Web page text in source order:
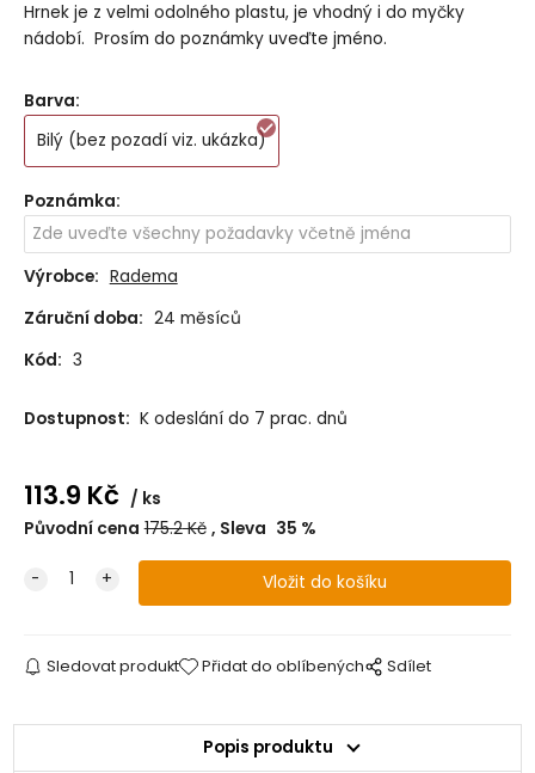
Hrnek je z velmi odolného plastu, je vhodný i do myčky
nádobí. Prosím do poznámky uveďte jméno.
Barva:
Bilý (bez pozadí viz. ukázka)
Poznámka:
Výrobce: Radema
Záruční doba: 24 měsíců
Kód: 3
Dostupnost: K odeslání do 7 prac. dnů
113.9 Kč
ks
Původní cena 175.2Kč Sleva 35 %
Sledovat produkt Přidat do oblíbených Sdílet
Popis produktu